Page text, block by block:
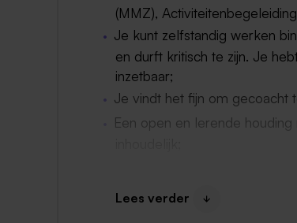
(MMZ),
Je kunt zelfstandig werken
en durft kritisch te zijn. Je
inzetbaar;
Je vindt het fijn om gecoacht
Een open en lerende
Over ons en je collega’s
Lees verder